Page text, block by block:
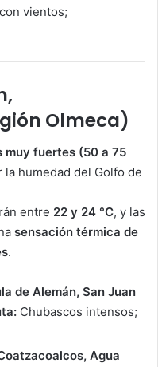
vientos;
Olmeca)
muy fuertes (50 a 75
humedad del Golfo de
entre 22 y 24 °C, y las
sensación térmica de
.
de Alemán, San Juan
Chubascos intensos;
Agua